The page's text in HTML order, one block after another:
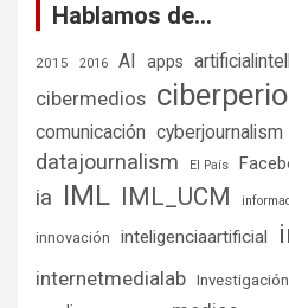
Hablamos de…
2015 2016 AI apps
cibermedios
comunicación cyberjournalism
datajournalism El País
ia IML IML_UCM
innovación inteligenciaartificial
internetmedialab Investigación